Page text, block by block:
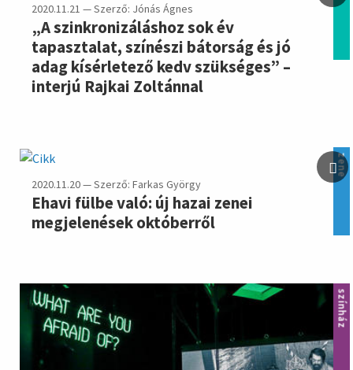
2020.11.21 — Szerző: Jónás Ágnes
„A szinkronizáláshoz sok év
tapasztalat, színészi bátorság és jó
adag kísérletező kedv szükséges” –
interjú Rajkai Zoltánnal
zene
2020.11.20 — Szerző: Farkas György
Ehavi fülbe való: új hazai zenei
megjelenések októberről
színház